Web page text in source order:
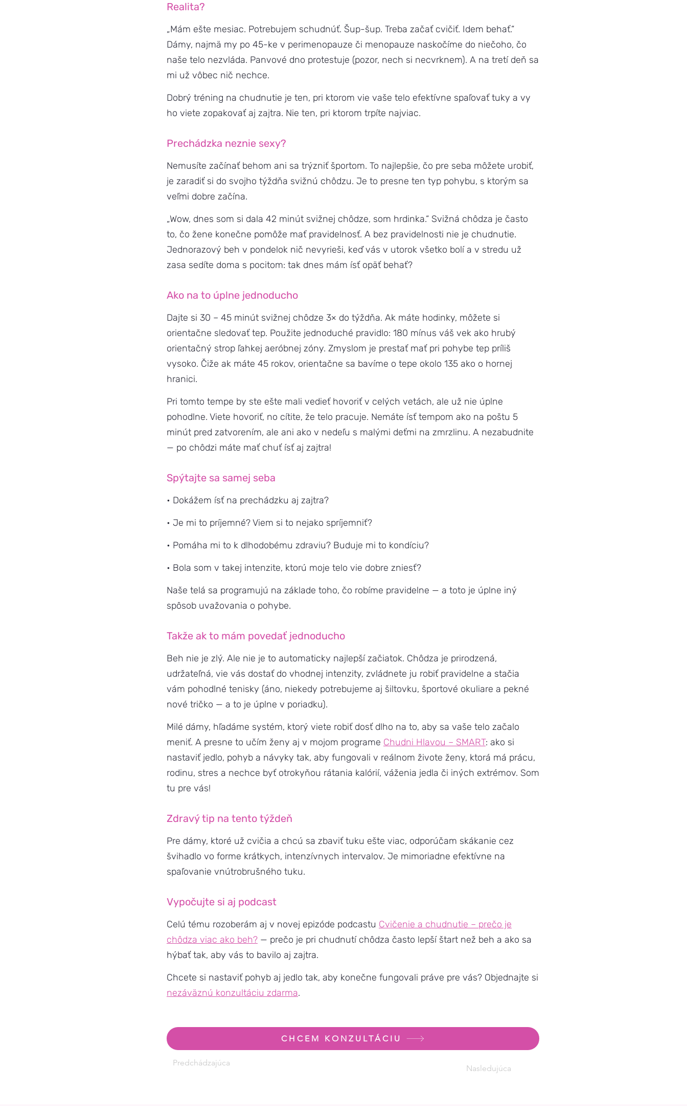
Realita?
„Mám ešte mesiac. Potrebujem schudnúť. Šup-šup. Treba začať cvičiť. Idem behať.“
Dámy, najmä my po 45-ke v perimenopauze či menopauze naskočíme do niečoho, čo
naše telo nezvláda. Panvové dno protestuje (pozor, nech si necvrknem). A na tretí deň sa
mi už vôbec nič nechce.
Dobrý tréning na chudnutie je ten, pri ktorom vie vaše telo efektívne spaľovať tuky a vy
ho viete zopakovať aj zajtra. Nie ten, pri ktorom trpíte najviac.
Prechádzka neznie sexy?
Nemusíte začínať behom ani sa trýzniť športom. To najlepšie, čo pre seba môžete urobiť,
je zaradiť si do svojho týždňa svižnú chôdzu. Je to presne ten typ pohybu, s ktorým sa
veľmi dobre začína.
„Wow, dnes som si dala 42 minút svižnej chôdze, som hrdinka.“ Svižná chôdza je často
to, čo žene konečne pomôže mať pravidelnosť. A bez pravidelnosti nie je chudnutie.
Jednorazový beh v pondelok nič nevyrieši, keď vás v utorok všetko bolí a v stredu už
zasa sedíte doma s pocitom: tak dnes mám ísť opäť behať?
Ako na to úplne jednoducho
Dajte si 30 – 45 minút svižnej chôdze 3× do týždňa. Ak máte hodinky, môžete si
orientačne sledovať tep. Použite jednoduché pravidlo: 180 mínus váš vek ako hrubý
orientačný strop ľahkej aeróbnej zóny. Zmyslom je prestať mať pri pohybe tep príliš
vysoko. Čiže ak máte 45 rokov, orientačne sa bavíme o tepe okolo 135 ako o hornej
hranici.
Pri tomto tempe by ste ešte mali vedieť hovoriť v celých vetách, ale už nie úplne
pohodlne. Viete hovoriť, no cítite, že telo pracuje. Nemáte ísť tempom ako na poštu 5
minút pred zatvorením, ale ani ako v nedeľu s malými deťmi na zmrzlinu. A nezabudnite
— po chôdzi máte mať chuť ísť aj zajtra!
Spýtajte sa samej seba
• Dokážem ísť na prechádzku aj zajtra?
• Je mi to príjemné? Viem si to nejako spríjemniť?
• Pomáha mi to k dlhodobému zdraviu? Buduje mi to kondíciu?
• Bola som v takej intenzite, ktorú moje telo vie dobre zniesť?
Naše telá sa programujú na základe toho, čo robíme pravidelne — a toto je úplne iný
spôsob uvažovania o pohybe.
Takže ak to mám povedať jednoducho
Beh nie je zlý. Ale nie je to automaticky najlepší začiatok. Chôdza je prirodzená,
udržateľná, vie vás dostať do vhodnej intenzity, zvládnete ju robiť pravidelne a stačia
vám pohodlné tenisky (áno, niekedy potrebujeme aj šiltovku, športové okuliare a pekné
nové tričko — a to je úplne v poriadku).
Milé dámy, hľadáme systém, ktorý viete robiť dosť dlho na to, aby sa vaše telo začalo
meniť. A presne to učím ženy aj v mojom programe Chudni Hlavou – SMART: ako si
nastaviť jedlo, pohyb a návyky tak, aby fungovali v reálnom živote ženy, ktorá má prácu,
rodinu, stres a nechce byť otrokyňou rátania kalórií, váženia jedla či iných extrémov. Som
tu pre vás!
Zdravý tip na tento týždeň
Pre dámy, ktoré už cvičia a chcú sa zbaviť tuku ešte viac, odporúčam skákanie cez
švihadlo vo forme krátkych, intenzívnych intervalov. Je mimoriadne efektívne na
spaľovanie vnútrobrušného tuku.
Vypočujte si aj podcast
Celú tému rozoberám aj v novej epizóde podcastu Cvičenie a chudnutie – prečo je
chôdza viac ako beh? — prečo je pri chudnutí chôdza často lepší štart než beh a ako sa
hýbať tak, aby vás to bavilo aj zajtra.
Chcete si nastaviť pohyb aj jedlo tak, aby konečne fungovali práve pre vás? Objednajte si
nezáväznú konzultáciu zdarma.
CHCEM KONZULTÁCIU
Predchádzajúca
Nasledujúca